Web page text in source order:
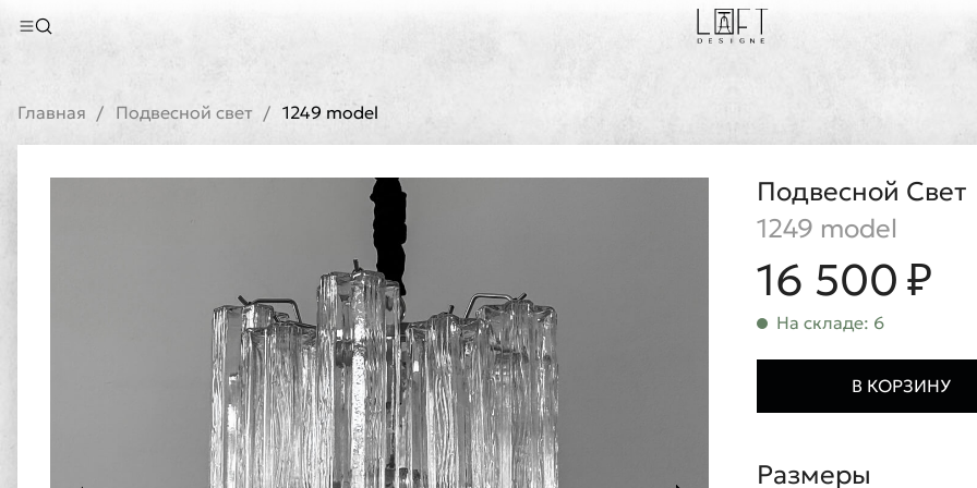
Главная Подвесной свет 1249 model
Подвесной Свет
1249 model
16 500 ₽
На складе: 6
В КОРЗИНУ
Размеры